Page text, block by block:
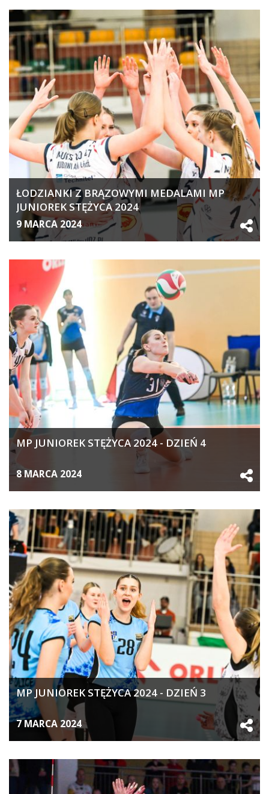
ŁODZIANKI Z BRĄZOWYMI MEDALAMI MP
JUNIOREK STĘŻYCA 2024
9 MARCA 2024
MP JUNIOREK STĘŻYCA 2024 - DZIEŃ 4
8 MARCA 2024
MP JUNIOREK STĘŻYCA 2024 - DZIEŃ 3
7 MARCA 2024